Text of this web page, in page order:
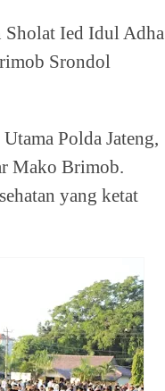
Sholat Ied Idul Adha
Srondol
Polda Jateng,
Mako Brimob.
yang ketat